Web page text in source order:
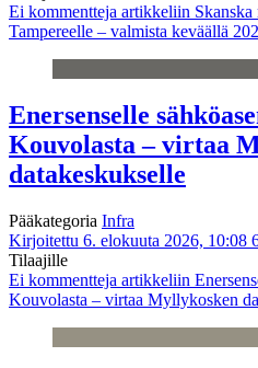
Ei kommentteja artikkeliin Skanska
Tampereelle – valmista keväällä
Enersenselle
Kouvolasta – virtaa
datakeskukselle
Pääkategoria Infra
Kirjoitettu 6. elokuuta 2026, 10:08
Tilaajille
Ei kommentteja artikkeliin
Kouvolasta – virtaa Myllykosken